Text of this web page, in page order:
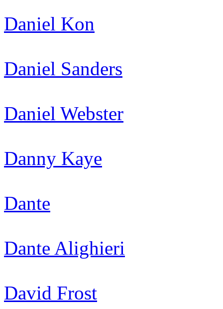
Daniel Kon
Daniel Sanders
Daniel Webster
Danny Kaye
Dante
Dante Alighieri
David Frost